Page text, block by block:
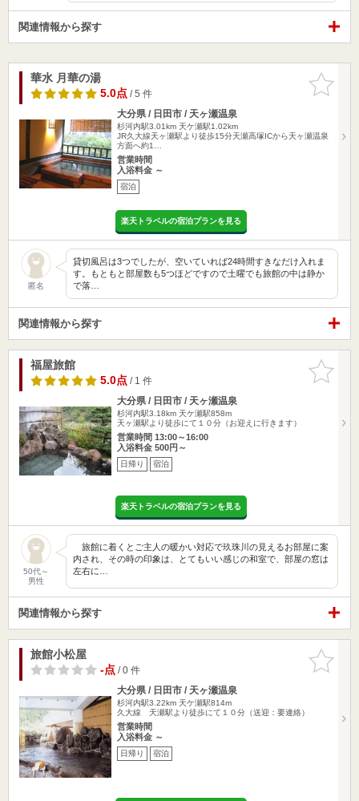
関連情報から探す
お気に入
りに追加
華水 月華の湯
5.0点/ 5 件
大分県 / 日田市 / 天ヶ瀬温泉
杉河内駅3.01km 天ケ瀬駅1.02km
JR久大線天ヶ瀬駅より徒歩15分天瀬高塚ICから天ヶ瀬温泉
方面へ約1…
営業時間
入浴料金 ～
宿泊
楽天トラベルの宿泊プランを見る
匿名
貸切風呂は3つでしたが、空いていれば24時間すきなだけ入れま
す。もともと部屋数も5つほどですので土曜でも旅館の中は静か
で落…
関連情報から探す
お気に入
りに追加
福屋旅館
5.0点/ 1 件
大分県 / 日田市 / 天ヶ瀬温泉
杉河内駅3.18km 天ケ瀬駅858m
天ヶ瀬駅より徒歩にて１０分（お迎えに行きます）
営業時間 13:00～16:00
入浴料金 500円～
日帰り 宿泊
楽天トラベルの宿泊プランを見る
50代～
男性
旅館に着くとご主人の暖かい対応で玖珠川の見えるお部屋に案
内され、その時の印象は、とてもいい感じの和室で、部屋の窓は
左右に…
関連情報から探す
お気に入
りに追加
旅館小松屋
-点/ 0 件
大分県 / 日田市 / 天ヶ瀬温泉
杉河内駅3.22km 天ケ瀬駅814m
久大線 天瀬駅より徒歩にて１０分（送迎：要連絡）
営業時間
入浴料金 ～
日帰り 宿泊